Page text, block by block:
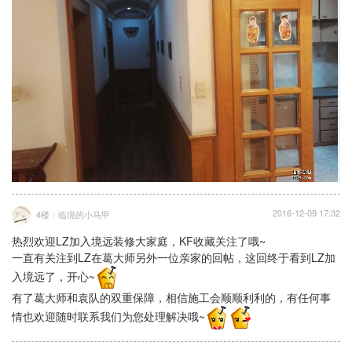
4楼：临境的小马甲 2016-12-09 17:32
热烈欢迎LZ加入境远装修大家庭，KF收藏关注了哦~
一直有关注到LZ在葛大师另外一位亲家的回帖，这回终于看到LZ加
入境远了，开心~
有了葛大师和袁队的双重保障，相信施工会顺顺利利的，有任何事
情也欢迎随时联系我们为您处理解决哦~